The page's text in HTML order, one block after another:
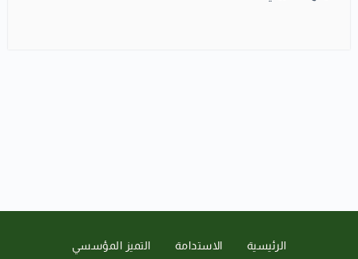
الرئيسية الاستدامة التميز المؤسسي